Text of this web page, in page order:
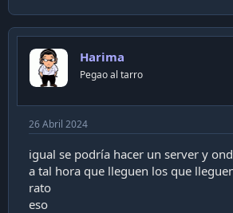
Harima
Pegao al tarro
26 Abril 2024
igual se podría hacer un server y
a tal hora que lleguen los que
rato
eso